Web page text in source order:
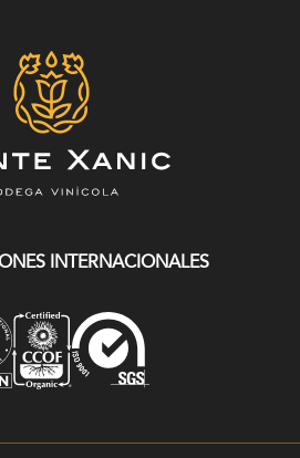
INTERNACIONALES